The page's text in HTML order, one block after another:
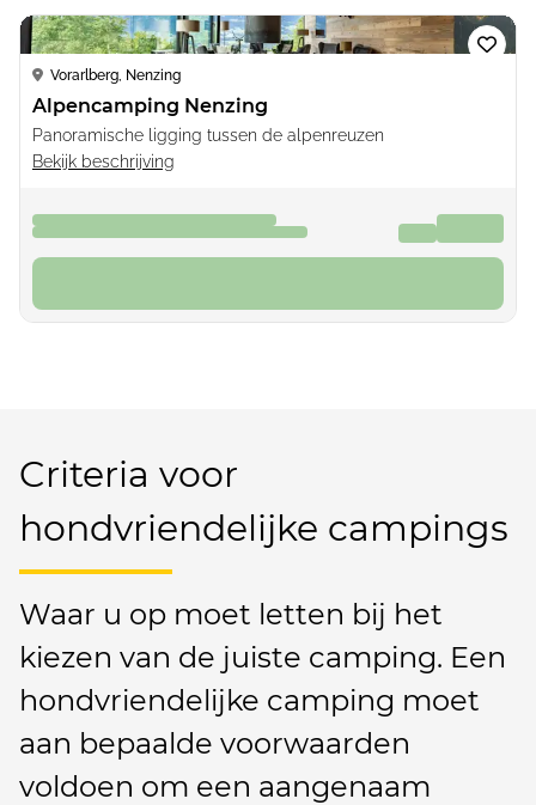
Loading...
Vorarlberg, Nenzing
Alpencamping Nenzing
Panoramische ligging tussen de alpenreuzen
Bekijk beschrijving
Criteria voor
hondvriendelijke campings
Waar u op moet letten bij het
kiezen van de juiste camping. Een
hondvriendelijke camping moet
aan bepaalde voorwaarden
voldoen om een aangenaam